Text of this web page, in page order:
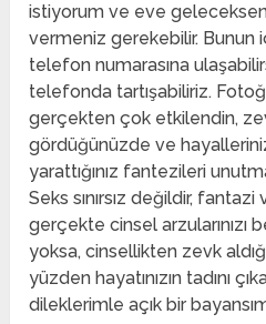
istiyorum ve eve
vermeniz gerekebilir. Bunun
telefon numarasına
telefonda tartışabiliriz.
gerçekten çok etkilendin,
gördüğünüzde ve
yarattığınız fantezileri
Seks sınırsız değildir,
gerçekte cinsel arzularınızı
yoksa, cinsellikten zevk
yüzden hayatınızın tadını
dileklerimle açık bir